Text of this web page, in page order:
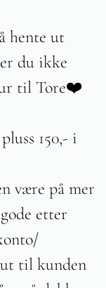
hente ut
du ikke
til Tore❤️
150,- i
være på mer
etter
til kunden